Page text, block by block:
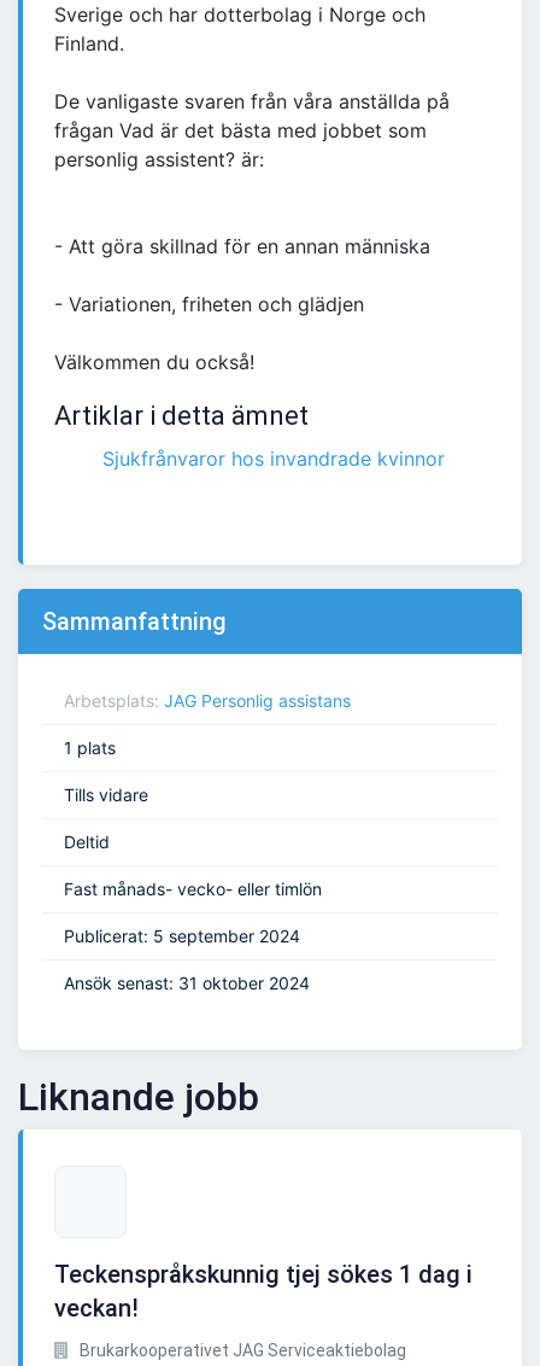
Sverige och har dotterbolag i Norge och
Finland.
De vanligaste svaren från våra anställda på
frågan Vad är det bästa med jobbet som
personlig assistent? är:
- Att göra skillnad för en annan människa
- Variationen, friheten och glädjen
Välkommen du också!
Artiklar i detta ämnet
Sjukfrånvaror hos invandrade kvinnor
Sammanfattning
Arbetsplats: JAG Personlig assistans
1 plats
Tills vidare
Deltid
Fast månads- vecko- eller timlön
Publicerat: 5 september 2024
Ansök senast: 31 oktober 2024
Liknande jobb
Teckenspråkskunnig tjej sökes 1 dag i
veckan!
Brukarkooperativet JAG Serviceaktiebolag